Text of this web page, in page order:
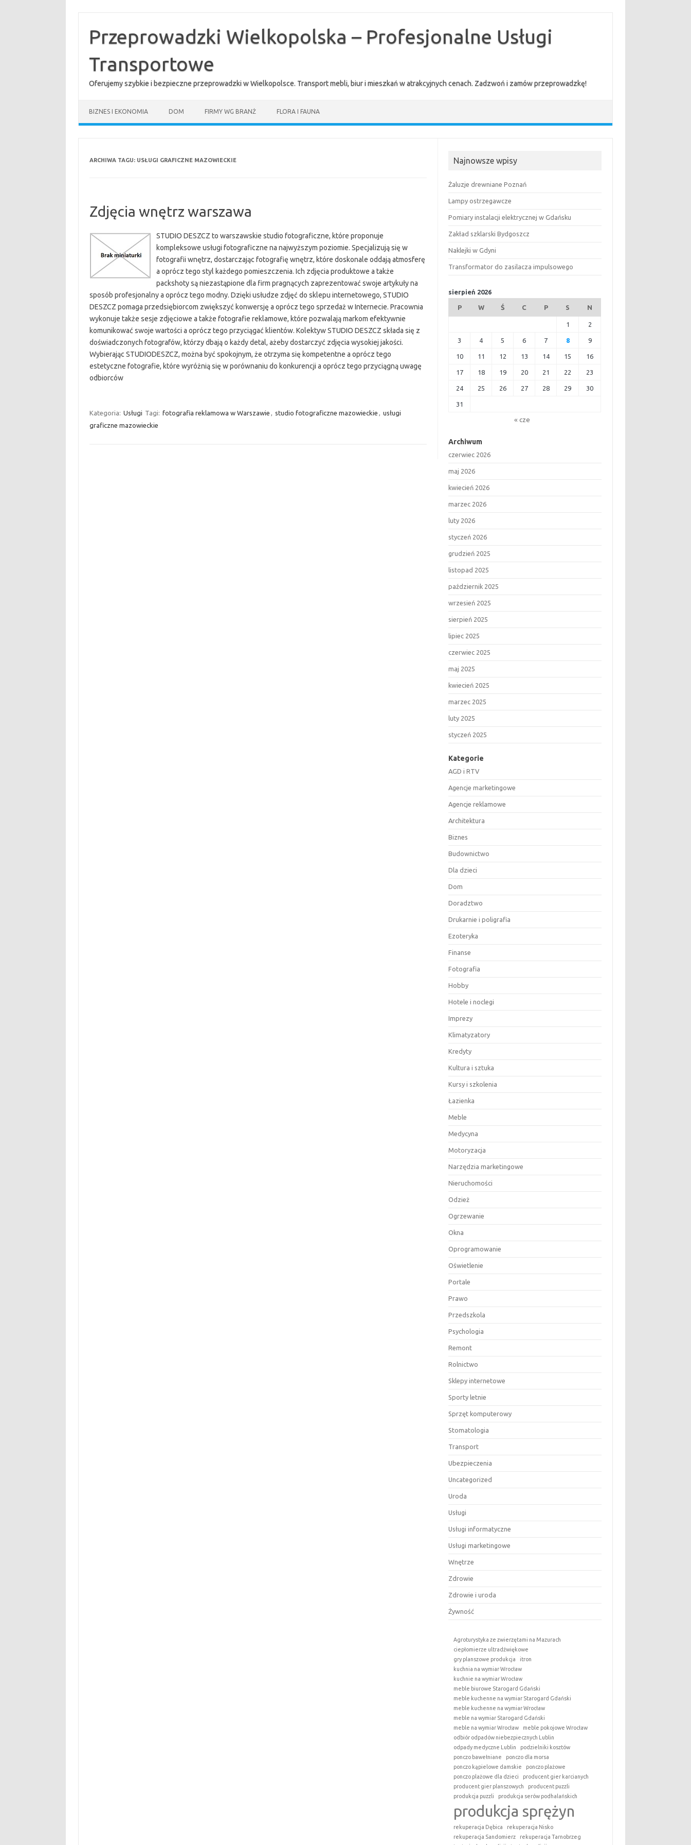
treściPrzeprowadzki Wielkopolska – Profesjonalne Usługi
Transportowe
Oferujemy szybkie i bezpieczne przeprowadzki w Wielkopolsce. Transport mebli, biur i mieszkań w atrakcyjnych cenach. Zadzwoń i zamów przeprowadzkę!
BIZNES I EKONOMIA DOM FIRMY WG BRANŻ FLORA I FAUNA
ARCHIWA TAGU: USŁUGI GRAFICZNE MAZOWIECKIE
Zdjęcia wnętrz warszawa
STUDIO DESZCZ to warszawskie studio fotograficzne, które proponuje
kompleksowe usługi fotograficzne na najwyższym poziomie. Specjalizują się w
fotografii wnętrz, dostarczając fotografię wnętrz, które doskonale oddają atmosferę
a oprócz tego styl każdego pomieszczenia. Ich zdjęcia produktowe a także
packshoty są niezastąpione dla firm pragnących zaprezentować swoje artykuły na
sposób profesjonalny a oprócz tego modny. Dzięki usłudze zdjęć do sklepu internetowego, STUDIO
DESZCZ pomaga przedsiębiorcom zwiększyć konwersję a oprócz tego sprzedaż w Internecie. Pracownia
wykonuje także sesje zdjęciowe a także fotografie reklamowe, które pozwalają markom efektywnie
komunikować swoje wartości a oprócz tego przyciągać klientów. Kolektyw STUDIO DESZCZ składa się z
doświadczonych fotografów, którzy dbają o każdy detal, ażeby dostarczyć zdjęcia wysokiej jakości.
Wybierając STUDIODESZCZ, można być spokojnym, że otrzyma się kompetentne a oprócz tego
estetyczne fotografie, które wyróżnią się w porównaniu do konkurencji a oprócz tego przyciągną uwagę
odbiorców
Kategoria: Usługi Tagi: fotografia reklamowa w Warszawie , studio fotograficzne mazowieckie , usługi
graficzne mazowieckie
Najnowsze wpisy
Żaluzje drewniane Poznań
Lampy ostrzegawcze
Pomiary instalacji elektrycznej w Gdańsku
Zakład szklarski Bydgoszcz
Naklejki w Gdyni
Transformator do zasilacza impulsowego
sierpień 2026
P W Ś C P S N
1 2
3 4 5 6 7 8 9
10 11 12 13 14 15 16
17 18 19 20 21 22 23
24 25 26 27 28 29 30
31
« cze
Archiwum
czerwiec 2026
maj 2026
kwiecień 2026
marzec 2026
luty 2026
styczeń 2026
grudzień 2025
listopad 2025
październik 2025
wrzesień 2025
sierpień 2025
lipiec 2025
czerwiec 2025
maj 2025
kwiecień 2025
marzec 2025
luty 2025
styczeń 2025
Kategorie
AGD i RTV
Agencje marketingowe
Agencje reklamowe
Architektura
Biznes
Budownictwo
Dla dzieci
Dom
Doradztwo
Drukarnie i poligrafia
Ezoteryka
Finanse
Fotografia
Hobby
Hotele i noclegi
Imprezy
Klimatyzatory
Kredyty
Kultura i sztuka
Kursy i szkolenia
Łazienka
Meble
Medycyna
Motoryzacja
Narzędzia marketingowe
Nieruchomości
Odzież
Ogrzewanie
Okna
Oprogramowanie
Oświetlenie
Portale
Prawo
Przedszkola
Psychologia
Remont
Rolnictwo
Sklepy internetowe
Sporty letnie
Sprzęt komputerowy
Stomatologia
Transport
Ubezpieczenia
Uncategorized
Uroda
Usługi
Usługi informatyczne
Usługi marketingowe
Wnętrze
Zdrowie
Zdrowie i uroda
Żywność
Agroturystyka ze zwierzętami na Mazurach
ciepłomierze ultradźwiękowe
gry planszowe produkcja
itron
kuchnia na wymiar Wrocław
kuchnie na wymiar Wrocław
meble biurowe Starogard Gdański
meble kuchenne na wymiar Starogard Gdański
meble kuchenne na wymiar Wrocław
meble na wymiar Starogard Gdański
meble na wymiar Wrocław
meble pokojowe Wrocław
odbiór odpadów niebezpiecznych Lublin
odpady medyczne Lublin
podzielniki kosztów
ponczo bawełniane
ponczo dla morsa
ponczo kąpielowe damskie
ponczo plażowe
ponczo plażowe dla dzieci
producent gier karcianych
producent gier planszowych
producent puzzli
produkcja puzzli
produkcja serów podhalańskich
produkcja sprężyn
rekuperacja Dębica
rekuperacja Nisko
rekuperacja Sandomierz
rekuperacja Tarnobrzeg